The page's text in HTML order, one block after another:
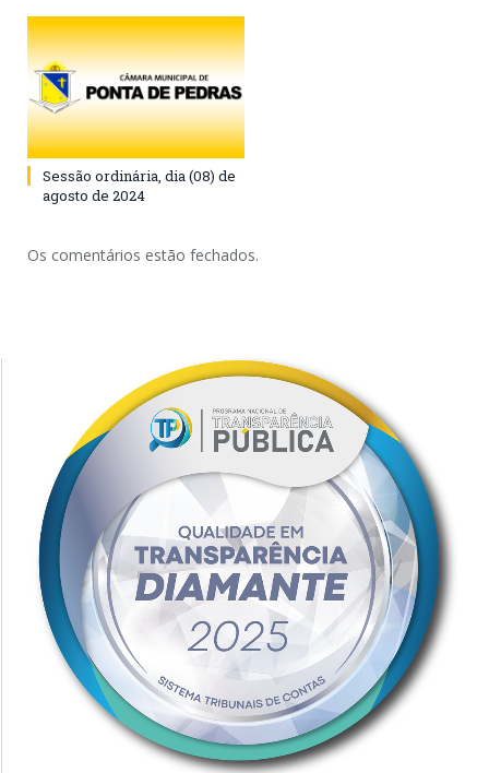
Sessão ordinária, dia (08) de
agosto de 2024
Os comentários estão fechados.